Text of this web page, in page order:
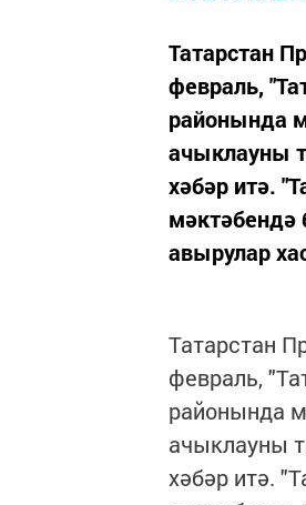
Татарстан
февраль,
районында
ачыклауны
хәбәр итә.
мәктәбендә
авырулар
Татарстан
февраль,
районында
ачыклауны
хәбәр итә.